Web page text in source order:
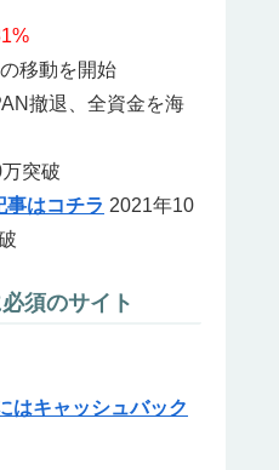
移動を開始
撤退、全資金を海
突破
はコチラ 2021年10
須のサイト
はキャッシュバック